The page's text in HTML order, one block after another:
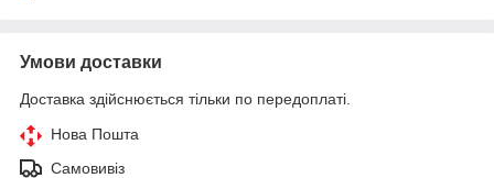
Умови доставки
Доставка здійснюється тільки по передоплаті.
Нова Пошта
Самовивіз